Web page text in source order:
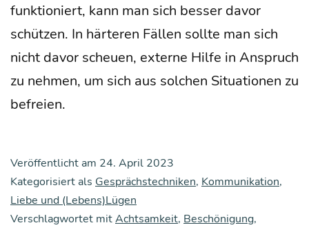
la­
ge
Unsinn
ist
funk­tio­niert, kann man sich bes­ser davor
schüt­zen. In här­te­ren Fäl­len soll­te man sich
nicht davor scheu­en, exter­ne Hil­fe in Anspruch
zu neh­men, um sich aus sol­chen Situa­tio­nen zu
befreien.
Veröffentlicht am 24. April 2023
Kategorisiert als Gesprächstechniken, Kommunikation,
Liebe und (Lebens)Lügen
Verschlagwortet mitAchtsamkeit, Beschönigung,